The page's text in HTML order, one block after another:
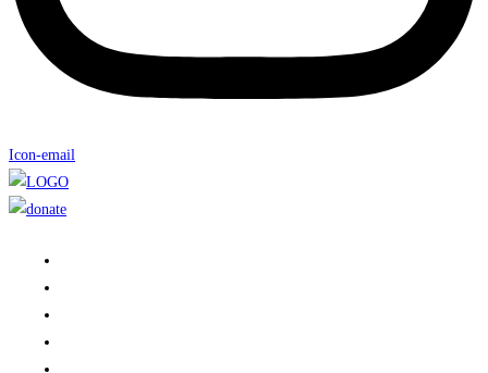
Icon-email